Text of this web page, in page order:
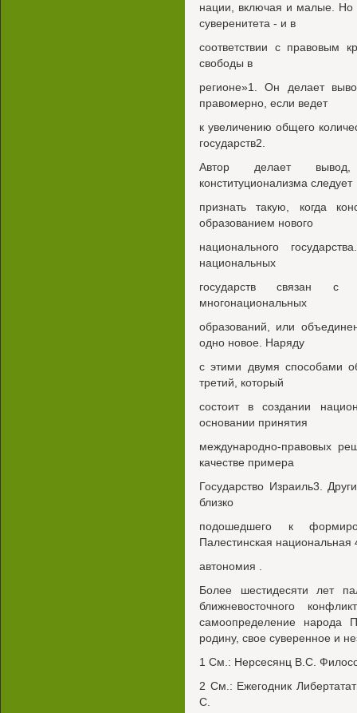
нации, включая и малые. Но
суверенитета - и в
соответствии с правовым
свободы в
регионе»1. Он делает
правомерно, если ведет
к увеличению общего
государств2.
Автор делает вывод,
конституционализма следует
признать такую, когда
образованием нового
национального
национальных
государств связан с
многонациональных
образований, или
одно новое. Наряду
с этими двумя способами
третий, который
состоит в создании
основании принятия
международно-правовых
качестве примера
Государство Израиль3.
близко
подошедшего к
Палестинская национальная
автономия .
Более шестидесяти лет
ближневосточного
самоопределение народа
родину, свое суверенное и
1 См.: Нерсесянц B.C.
2 См.: Ежегодник
С.